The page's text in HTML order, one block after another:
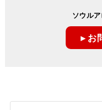
ソウル
▸ お